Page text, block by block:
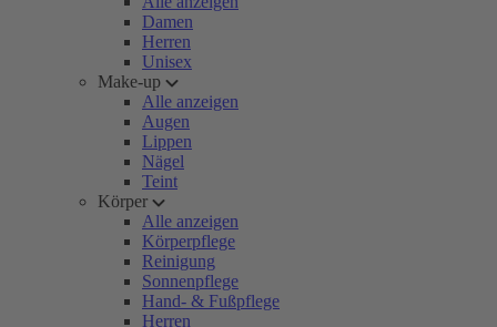
Damen
Herren
Unisex
Make-up
Alle anzeigen
Augen
Lippen
Nägel
Teint
Körper
Alle anzeigen
Körperpflege
Reinigung
Sonnenpflege
Hand- & Fußpflege
Herren